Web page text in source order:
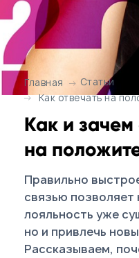
Как и зачем
на
Правильно
связью позволяет
лояльность уже
но и привлечь
Рассказываем,
Статьи
Главная →
Как отвечать на
→